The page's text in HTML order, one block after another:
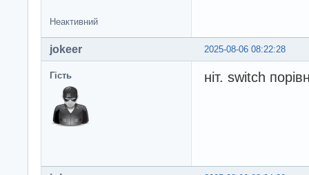
Неактивний
2025-08-06 08:22:28
jokeer
Гість ніт. switch